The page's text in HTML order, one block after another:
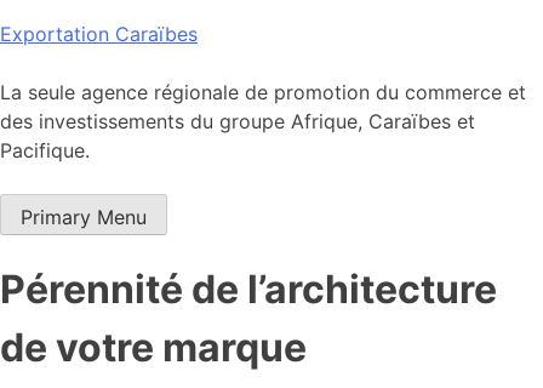
Skip
content
Exportation Caraïbes
La seule agence régionale de promotion du commerce et
des investissements du groupe Afrique, Caraïbes et
Pacifique.
Primary Menu
Pérennité de l’architecture
de votre marque